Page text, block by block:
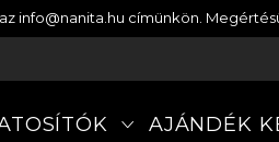
info@nanita.hu címünkön.
AJÁNDÉK